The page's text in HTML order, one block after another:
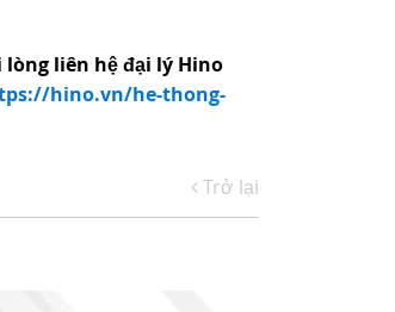
liên hệđại lý Hino
hino.vn/he-thong-
Trở lại